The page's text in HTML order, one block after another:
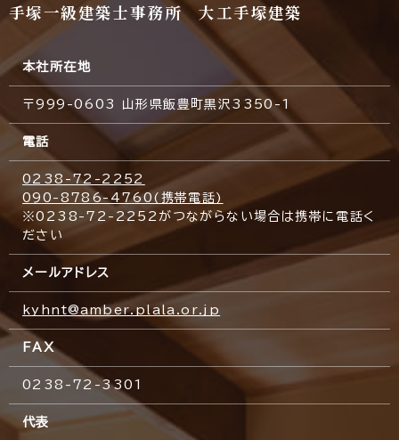
手塚一級建築士事務所 大工手塚建築
本社所在地
〒999-0603 山形県飯豊町黒沢3350-1
電話
0238-72-2252
090-8786-4760(携帯電話)
※0238-72-2252がつながらない場合は携帯に電話く
ださい
メールアドレス
kyhnt@amber.plala.or.jp
FAX
0238-72-3301
代表